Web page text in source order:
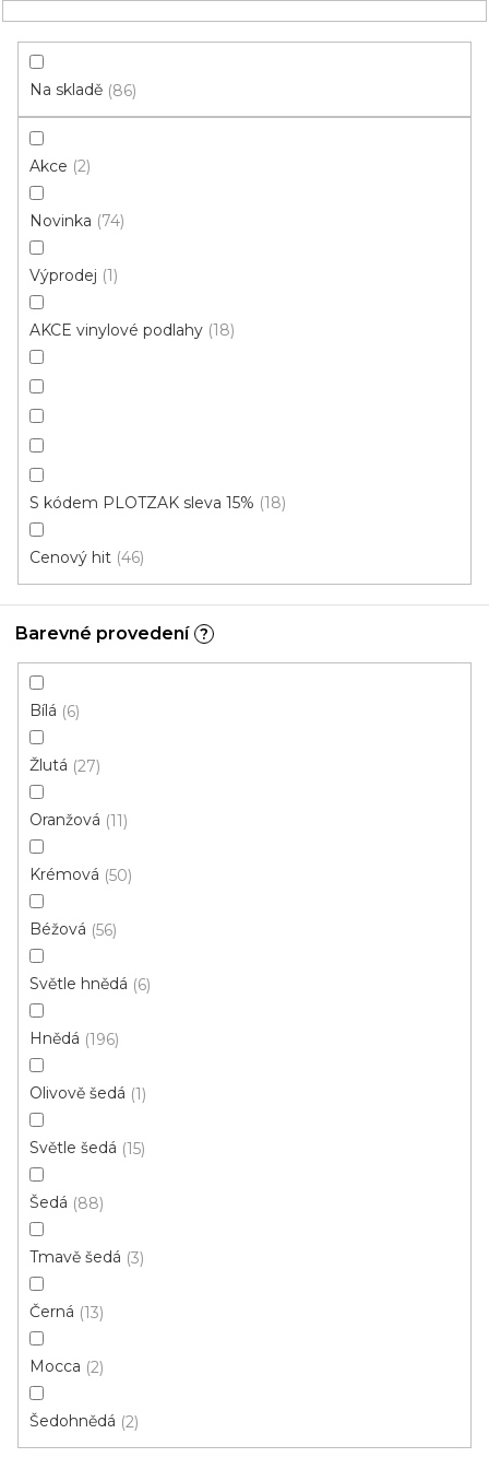
obsah
HLEDAT
NÁKUPNÍ
Do bytu/domu
Vinyl do bytu/domu: Vzor:
Mramor
dětský pokoj
koupelna
ZAVŘÍT FILTR
Na skladě 86
Akce 2
Novinka 74
Výprodej 1
AKCE vinylové podlahy 18
S kódem PLOTZAK sleva 15% 18
Cenový hit 46
Barevné provedení ?
Bílá 6
Žlutá 27
Oranžová 11
Krémová 50
Béžová 56
Světle hnědá 6
Hnědá 196
Olivově šedá 1
Světle šedá 15
Šedá 88
Tmavě šedá 3
Černá 13
Mocca 2
Šedohnědá 2
Skvělá cena